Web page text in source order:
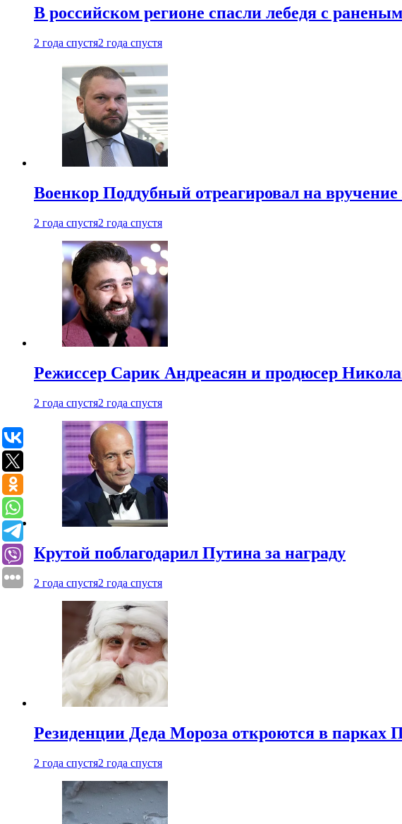
В российском регионе спасли лебедя с
2 года спустя2 года спустя
Военкор Поддубный отреагировал на вручение
2 года спустя2 года спустя
Режиссер Сарик Андреасян и продюсер
2 года спустя2 года спустя
Крутой поблагодарил Путина за награду
2 года спустя2 года спустя
Резиденции Деда Мороза откроются в парках
2 года спустя2 года спустя